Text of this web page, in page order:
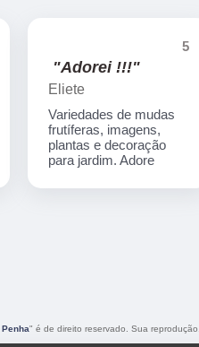
5
"Adorei !!!"
Eliete
Variedades de mudas
frutíferas, imagens,
plantas e decoração
para jardim. Adore
" é de direito reservado. Sua